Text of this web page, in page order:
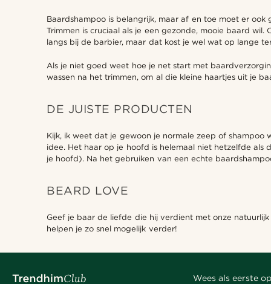
Baardshampoo is belangrijk, maar af en toe moet er
Trimmen is cruciaal als je een gezonde, mooie baard
langs bij de barbier, maar dat kost je wel wat op lange
Als je niet goed weet hoe je net start met
wassen na het trimmen, om al die kleine haartjes uit je
DE JUISTE PRODUCTEN
Kijk, ik weet dat je gewoon je normale zeep of shampoo
idee. Het haar op je hoofd is helemaal niet hetzelfde
je hoofd). Na het gebruiken van een echte
BEARD LOVE
Geef je baar de liefde die hij verdient met onze
helpen je zo snel mogelijk verder!
Wees als eerste